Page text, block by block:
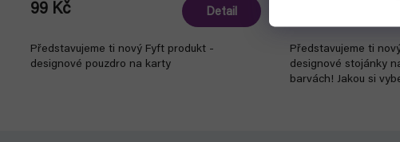
99 Kč Detail
Představujeme ti nový Fyft produkt -
designové pouzdro na karty
Představujeme ti
designové stojánky
barvách! Jakou si